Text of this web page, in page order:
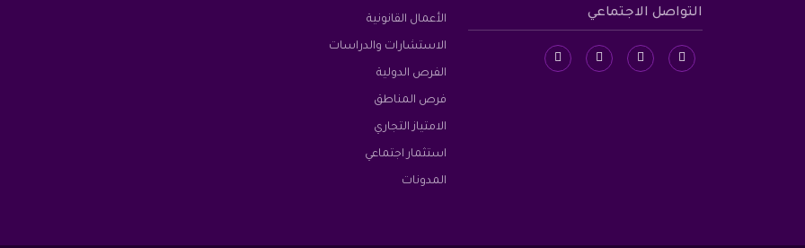
التواصل الاجتماعي الأعمال القانونية
الاستشارات والدراسات
الفرص الدولية
فرص المناطق
الامتياز التجاري
استثمار اجتماعي
المدونات